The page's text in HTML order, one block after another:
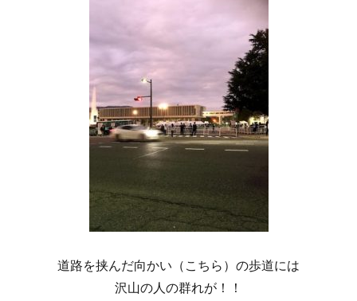
道路を挟んだ向かい（こちら）の歩道には
沢山の人の群れが！！